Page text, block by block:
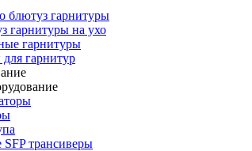
блютуз гарнитуры
гарнитуры на ухо
гарнитуры
гарнитур
трансиверы